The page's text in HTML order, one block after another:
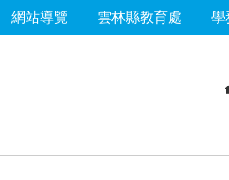
網站導覽 雲林縣教育處 學